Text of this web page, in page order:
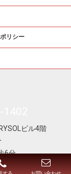
リシー
ビル4階
6分